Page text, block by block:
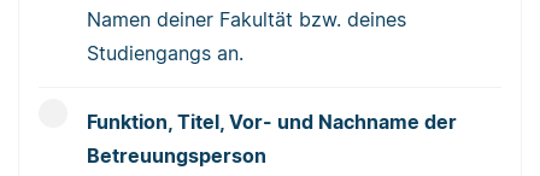
Namen deiner Fakultät bzw. deines
Studiengangs an.
Funktion, Titel, Vor- und Nachname der
Betreuungsperson